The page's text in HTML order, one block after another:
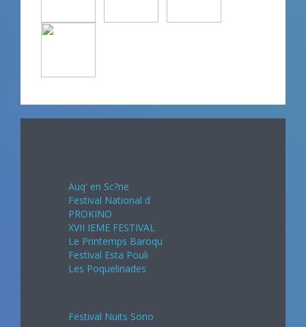
Auq' en Sc?ne
Festival National d
PROKINO
XVII IEME FESTIVAL
Le Printemps Baroqu
Festival Esta Pouli
Les Poquelinades
Festival Nuits Sono